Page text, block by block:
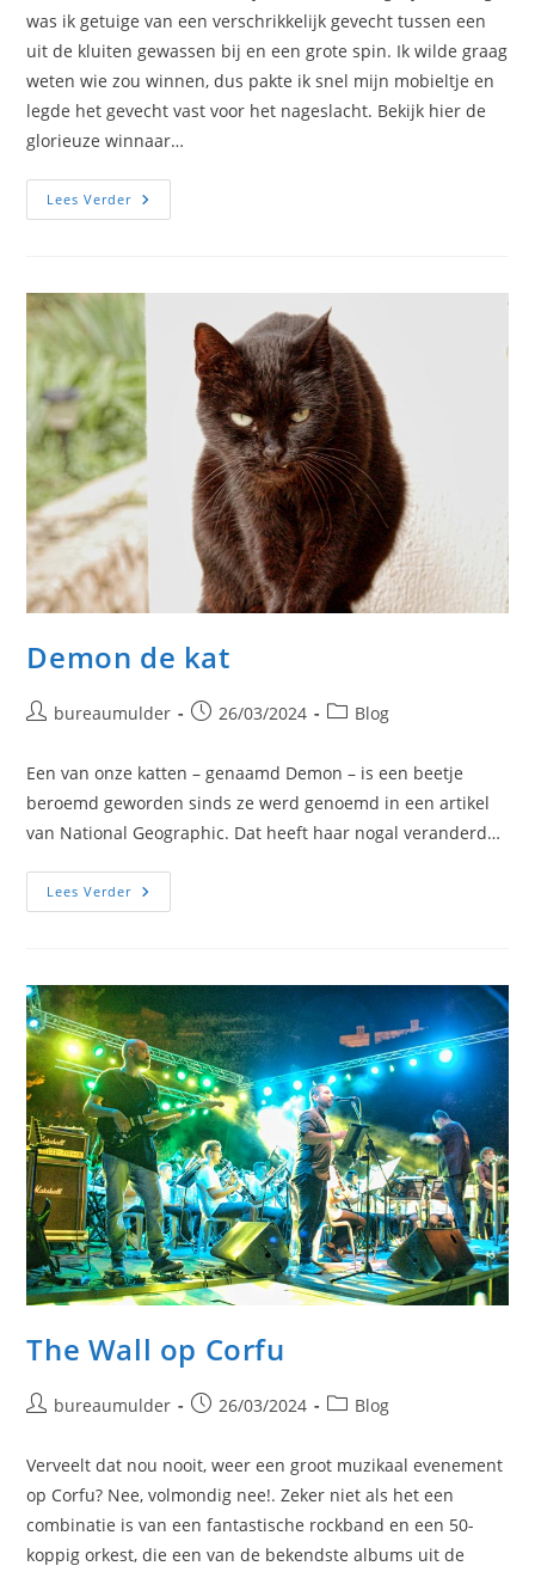
was ik getuige van een verschrikkelijk gevecht tussen een
uit de kluiten gewassen bij en een grote spin. Ik wilde graag
weten wie zou winnen, dus pakte ik snel mijn mobieltje en
legde het gevecht vast voor het nageslacht. Bekijk hier de
glorieuze winnaar…
Lees VerderWoeste
Wezens
Demon de kat
Berichtbureaumulder
Bericht26/03/2024 Berichtcategorie:
Blog
Een van onze katten – genaamd Demon – is een beetje
beroemd geworden sinds ze werd genoemd in een artikel
van National Geographic. Dat heeft haar nogal veranderd…
Lees VerderDemon
De
The Wall op Corfu
Berichtbureaumulder
Bericht
op:
26/03/2024 Berichtcategorie:
Blog
Verveelt dat nou nooit, weer een groot muzikaal evenement
op Corfu? Nee, volmondig nee!. Zeker niet als het een
combinatie is van een fantastische rockband en een 50-
koppig orkest, die een van de bekendste albums uit de